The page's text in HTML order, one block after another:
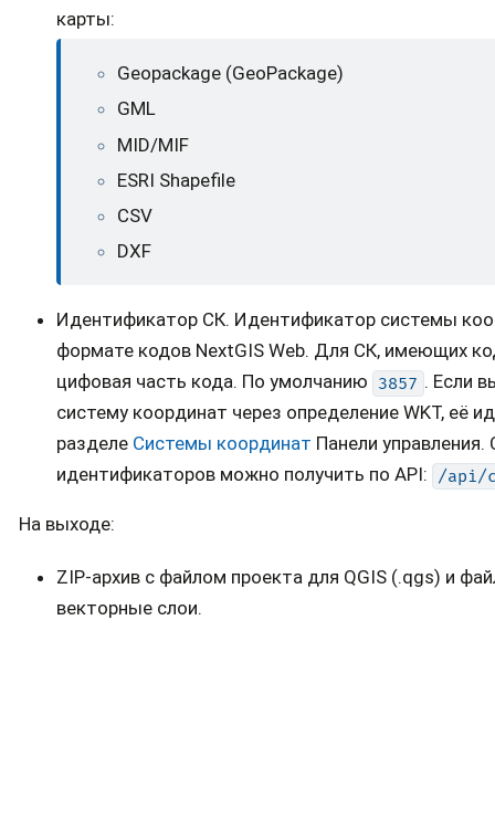
карты:
Geopackage (GeoPackage)
GML
MID/MIF
ESRI Shapefile
CSV
DXF
Идентификатор СК. Идентификатор системы
формате кодов NextGIS Web. Для СК, имеющих
цифовая часть кода. По умолчанию 3857 . Если
систему координат через определение WKT, её
разделе Системы координат Панели
идентификаторов можно получить по API: /api/
На выходе:
ZIP-архив с файлом проекта для QGIS (.qgs) и
векторные слои.